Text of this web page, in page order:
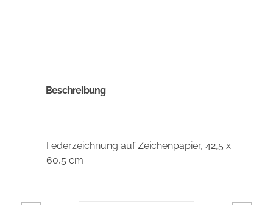
Beschreibung
Federzeichnung auf Zeichenpapier, 42,5 x
60,5 cm